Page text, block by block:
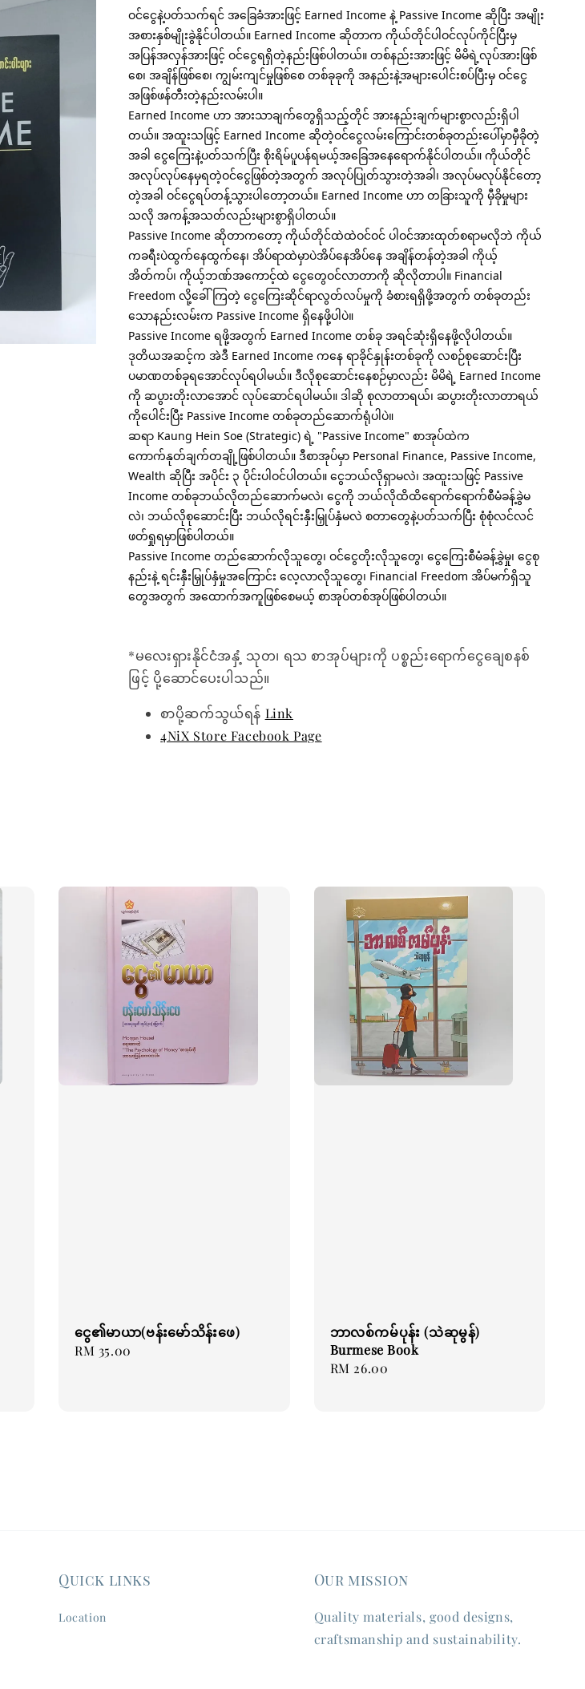
ဝင်ငွေနဲ့ပတ်သက်ရင် အခြေခံအားဖြင့် Earned Income နဲ့ Passive Income ဆိုပြီး အမျိုး
အစားနှစ်မျိုးခွဲနိုင်ပါတယ်။ Earned Income ဆိုတာက ကိုယ်တိုင်ပါဝင်လုပ်ကိုင်ပြီးမှ
အပြန်အလှန်အားဖြင့် ဝင်ငွေရရှိတဲ့နည်းဖြစ်ပါတယ်။ တစ်နည်းအားဖြင့် မိမိရဲ့လုပ်အားဖြစ်
စေ၊ အချိန်ဖြစ်စေ၊ ကျွမ်းကျင်မှုဖြစ်စေ တစ်ခုခုကို အနည်းနဲ့အများပေါင်းစပ်ပြီးမှ ဝင်ငွေ
အဖြစ်ဖန်တီးတဲ့နည်းလမ်းပါ။
Earned Income ဟာ အားသာချက်တွေရှိသည့်တိုင် အားနည်းချက်များစွာလည်းရှိပါ
တယ်။ အထူးသဖြင့် Earned Income ဆိုတဲ့ဝင်ငွေလမ်းကြောင်းတစ်ခုတည်းပေါ်မှာမှီခိုတဲ့
အခါ ငွေကြေးနဲ့ပတ်သက်ပြီး စိုးရိမ်ပူပန်ရမယ့်အခြေအနေရောက်နိုင်ပါတယ်။ ကိုယ်တိုင်
အလုပ်လုပ်နေမှရတဲ့ဝင်ငွေဖြစ်တဲ့အတွက် အလုပ်ပြုတ်သွားတဲ့အခါ၊ အလုပ်မလုပ်နိုင်တော့
တဲ့အခါ ဝင်ငွေရပ်တန့်သွားပါတော့တယ်။ Earned Income ဟာ တခြားသူကို မှီခိုမှုများ
သလို အကန့်အသတ်လည်းများစွာရှိပါတယ်။
Passive Income ဆိုတာကတော့ ကိုယ်တိုင်ထဲထဲဝင်ဝင် ပါဝင်အားထုတ်စရာမလိုဘဲ ကိုယ်
ကခရီးပဲထွက်နေထွက်နေ၊ အိပ်ရာထဲမှာပဲအိပ်နေအိပ်နေ အချိန်တန်တဲ့အခါ ကိုယ့်
အိတ်ကပ်၊ ကိုယ့်ဘဏ်အကောင့်ထဲ ငွေတွေဝင်လာတာကို ဆိုလိုတာပါ။ Financial
Freedom လို့ခေါ်ကြတဲ့ ငွေကြေးဆိုင်ရာလွတ်လပ်မှုကို ခံစားရရှိဖို့အတွက် တစ်ခုတည်း
သောနည်းလမ်းက Passive Income ရှိနေဖို့ပါပဲ။
Passive Income ရဖို့အတွက် Earned Income တစ်ခု အရင်ဆုံးရှိနေဖို့လိုပါတယ်။
ဒုတိယအဆင့်က အဲဒီ Earned Income ကနေ ရာခိုင်နှုန်းတစ်ခုကို လစဉ်စုဆောင်းပြီး
ပမာဏတစ်ခုရအောင်လုပ်ရပါမယ်။ ဒီလိုစုဆောင်းနေစဉ်မှာလည်း မိမိရဲ့ Earned Income
ကို ဆပွားတိုးလာအောင် လုပ်ဆောင်ရပါမယ်။ ဒါဆို စုလာတာရယ်၊ ဆပွားတိုးလာတာရယ်
ကိုပေါင်းပြီး Passive Income တစ်ခုတည်ဆောက်ရုံပါပဲ။
ဆရာ Kaung Hein Soe (Strategic) ရဲ့ "Passive Income" စာအုပ်ထဲက
ကောက်နုတ်ချက်တချို့ဖြစ်ပါတယ်။ ဒီစာအုပ်မှာ Personal Finance, Passive Income,
Wealth ဆိုပြီး အပိုင်း ၃ ပိုင်းပါဝင်ပါတယ်။ ငွေဘယ်လိုရှာမလဲ၊ အထူးသဖြင့် Passive
Income တစ်ခုဘယ်လိုတည်ဆောက်မလဲ၊ ငွေကို ဘယ်လိုထိထိရောက်ရောက်စီမံခန့်ခွဲမ
လဲ၊ ဘယ်လိုစုဆောင်းပြီး ဘယ်လိုရင်းနှီးမြှုပ်နှံမလဲ စတာတွေနဲ့ပတ်သက်ပြီး စုံစုံလင်လင်
ဖတ်ရှုရမှာဖြစ်ပါတယ်။
Passive Income တည်ဆောက်လိုသူတွေ၊ ဝင်ငွေတိုးလိုသူတွေ၊ ငွေကြေးစီမံခန့်ခွဲမှု၊ ငွေစု
နည်းနဲ့ ရင်းနှီးမြှုပ်နှံမှုအကြောင်း လေ့လာလိုသူတွေ၊ Financial Freedom အိပ်မက်ရှိသူ
တွေအတွက် အထောက်အကူဖြစ်စေမယ့် စာအုပ်တစ်အုပ်ဖြစ်ပါတယ်။
*မလေးရှားနိုင်ငံအနှံ့ သုတ၊ ရသ စာအုပ်များကို ပစ္စည်းရောက်ငွေချေစနစ်
ဖြင့် ပို့ဆောင်ပေးပါသည်။
စာပို့ဆက်သွယ်ရန် Link
4NiX Store Facebook Page
ငွေ၏မာယာ(ဗန်းမော်သိန်းဖေ)
Regular
RM 35.00
ဘာလစ်ကမ်ပုန်း (သဲဆုမွန်)
Burmese Book
Regular
RM 26.00
Quick links
Location
Our mission
Quality materials, good designs,
craftsmanship and sustainability.